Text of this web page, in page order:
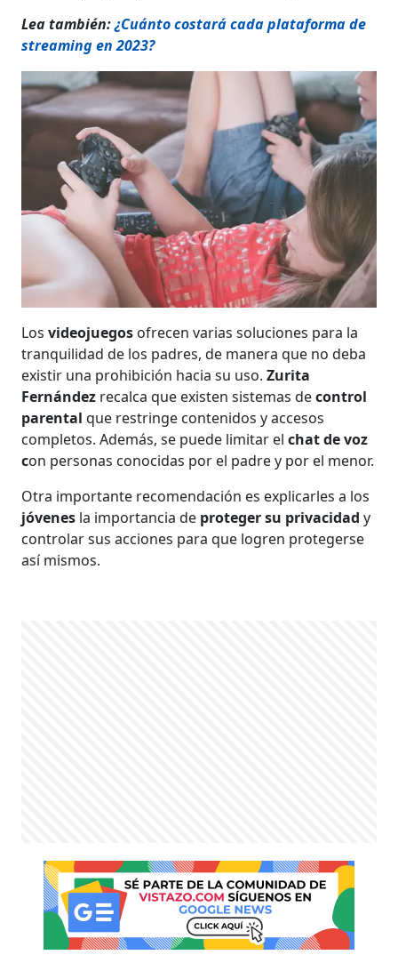
Lea también:¿Cuánto costará cada plataforma de
streaming en 2023?
Losvideojuegos ofrecen varias soluciones para la
tranquilidad de los padres, de manera que no deba
existir una prohibición hacia su uso.Zurita
Fernández recalca que existen sistemas decontrol
parental que restringe contenidos y accesos
completos. Además, se puede limitar elchat de voz
con personas conocidas por el padre y por el menor.
Otra importante recomendación es explicarles a los
jóvenes la importancia de proteger su privacidady
controlar sus acciones para que logren protegerse
así mismos.